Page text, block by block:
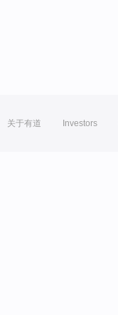
关于有道 Investors